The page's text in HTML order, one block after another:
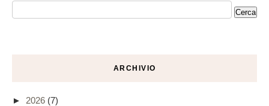
ARCHIVIO
► 2026 (7)